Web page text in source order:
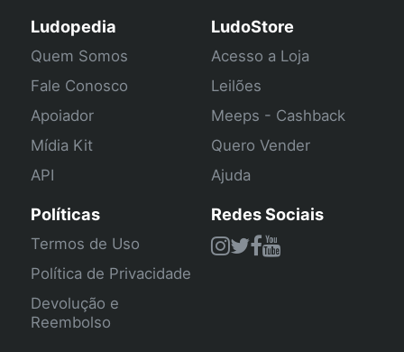
Ludopedia
Quem Somos
Fale Conosco
Apoiador
Mídia Kit
API
LudoStore
Acesso a Loja
Leilões
Meeps - Cashback
Quero Vender
Ajuda
Políticas
Termos de Uso
Política de Privacidade
Devolução e
Reembolso
Redes Sociais